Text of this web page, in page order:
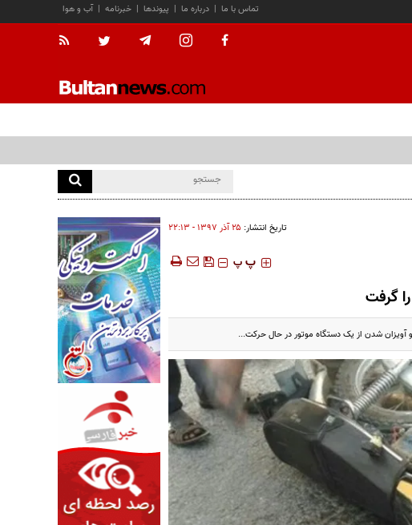
آب و هوا | خبرنامه | پیوندها | درباره ما | تماس با ما
تاریخ انتشار: ۲۵ آذر ۱۳۹۷ - ۲۲:۱۳
‍‍‍ پ پ